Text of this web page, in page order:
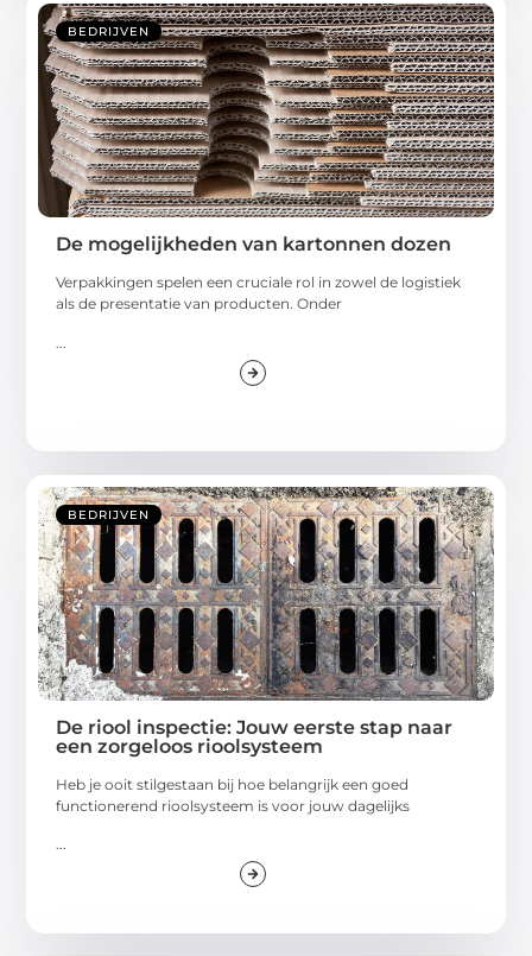
BEDRIJVEN
De mogelijkheden van kartonnen dozen
Verpakkingen spelen een cruciale rol in zowel de logistiek
als de presentatie van producten. Onder
BEDRIJVEN
De riool inspectie: Jouw eerste stap naar
een zorgeloos rioolsysteem
Heb je ooit stilgestaan bij hoe belangrijk een goed
functionerend rioolsysteem is voor jouw dagelijks
...